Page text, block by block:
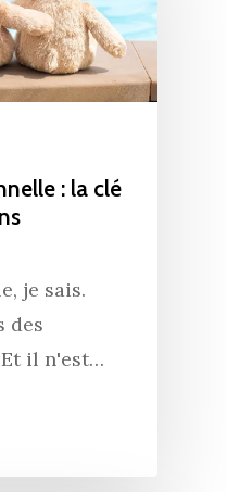
: la clé
je sais.
des
il n'est…